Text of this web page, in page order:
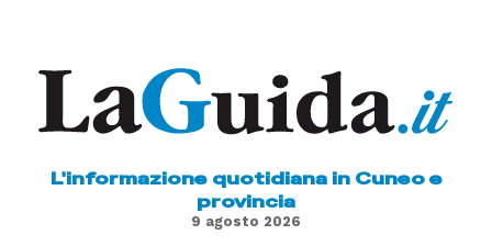
L'informazione quotidiana in Cuneo e
provincia
9 agosto 2026